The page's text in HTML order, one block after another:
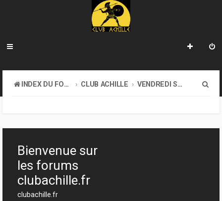
INDEX DU FORUM CLUB ACHILLE VENDREDI SOIR D'ACHILLE
h
Bienvenue sur
les forums
clubachille.fr
clubachille.fr